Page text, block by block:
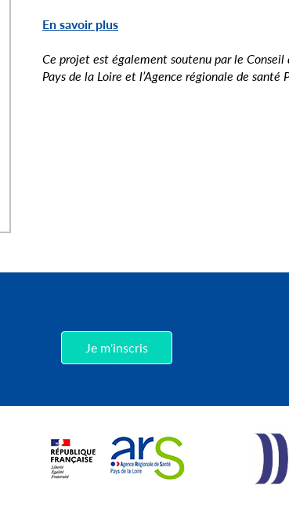
En savoir plus
Ce projet est également soutenu par le
Pays de la Loire et l’Agence régionale de santé
Je m'inscris